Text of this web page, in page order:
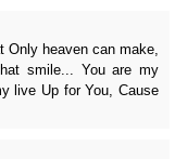
Only heaven can make,
smile... You are my
live Up for You, Cause